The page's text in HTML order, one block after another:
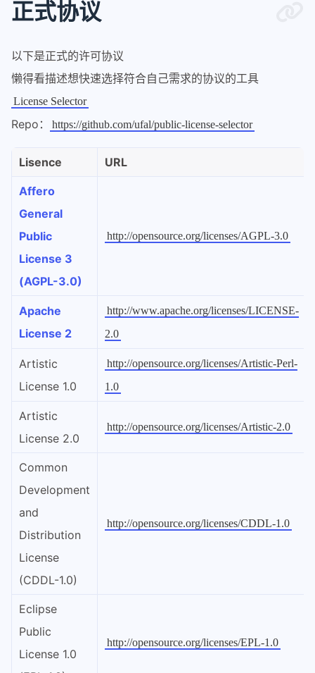
正式协议
以下是正式的许可协议
懒得看描述想快速选择符合自己需求的协议的工具
License Selector
Repo： https://github.com/ufal/public-license-selector
Lisence URL
Affero
General
Public
License 3
(AGPL-3.0)
http://opensource.org/licenses/AGPL-3.0
Apache
License 2
http://www.apache.org/licenses/LICENSE-
2.0
Artistic
License 1.0
http://opensource.org/licenses/Artistic-Perl-
1.0
Artistic
License 2.0
http://opensource.org/licenses/Artistic-2.0
Common
Development
and
Distribution
License
(CDDL-1.0)
http://opensource.org/licenses/CDDL-1.0
Eclipse
Public
License 1.0
http://opensource.org/licenses/EPL-1.0